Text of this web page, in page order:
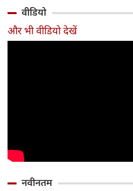
साल से ज्यादा उम्र का
वीडियो
और भी वीडियो देखें
नवीनतम